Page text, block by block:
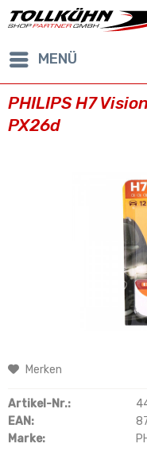
MENÜ
PHILIPS H7
PX26d
Merken
Artikel-Nr.:
EAN:
Marke: